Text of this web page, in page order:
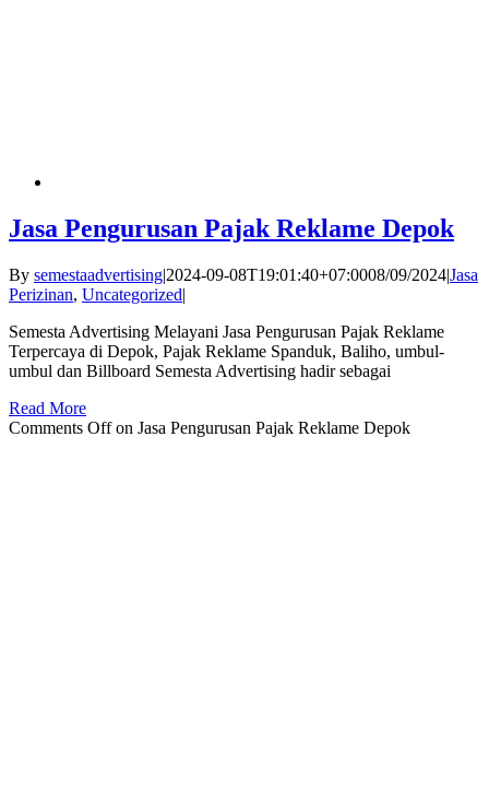
Jasa Pengurusan Pajak Reklame Depok
By semestaadvertising|2024-09-08T19:01:40+07:0008/09/2024|Jasa
Perizinan, Uncategorized|
Semesta Advertising Melayani Jasa Pengurusan Pajak Reklame
Terpercaya di Depok, Pajak Reklame Spanduk, Baliho, umbul-
umbul dan Billboard Semesta Advertising hadir sebagai
Read More
Comments Offon Jasa Pengurusan Pajak Reklame Depok